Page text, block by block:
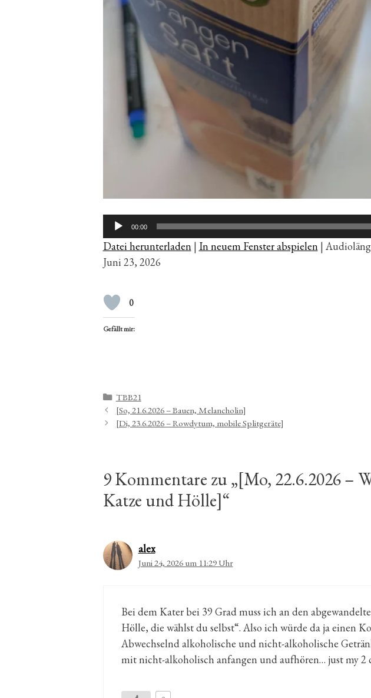
Audio-
Player
00:00
Datei herunterladen| In neuem Fenster abspielen|
Juni 23, 2026
0
Gefällt mir:
Kategorien
TBB21
[So, 21.6.2026 – Bauen, Melancholin]
[Di, 23.6.2026 – Rowdytum, mobile Splitgeräte]
9 Kommentare zu „[Mo, 22.6.2026 –
Katze und Hölle]“
alex
Juni 24, 2026 um 11:29 Uhr
Bei dem Kater bei 39 Grad muss ich an den
Hölle, die wählst du selbst“. Also ich würde da ja einen
Abwechselnd alkoholische und nicht-alkoholische
mit nicht-alkoholisch anfangen und aufhören… just my 2